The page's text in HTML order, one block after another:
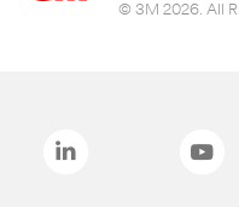
© 3M 2026. All